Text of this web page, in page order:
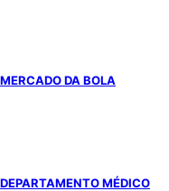
MERCADO DA BOLA
DEPARTAMENTO MÉDICO